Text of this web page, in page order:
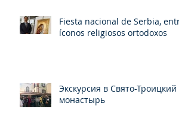
Fiesta nacional de Serbia, entre
íconos religiosos ortodoxos
Экскурсия в Свято-Троицкий
монастырь